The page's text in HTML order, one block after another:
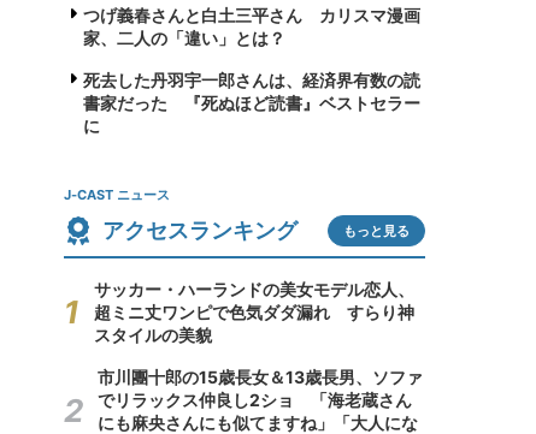
つげ義春さんと白土三平さん カリスマ漫画
家、二人の「違い」とは？
死去した丹羽宇一郎さんは、経済界有数の読
書家だった 『死ぬほど読書』ベストセラー
に
J-CAST ニュース
アクセスランキング もっと見る
サッカー・ハーランドの美女モデル恋人、
超ミニ丈ワンピで色気ダダ漏れ すらり神
スタイルの美貌
市川團十郎の15歳長女＆13歳長男、ソファ
でリラックス仲良し2ショ 「海老蔵さん
にも麻央さんにも似てますね」「大人にな